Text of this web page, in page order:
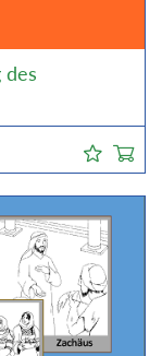
des